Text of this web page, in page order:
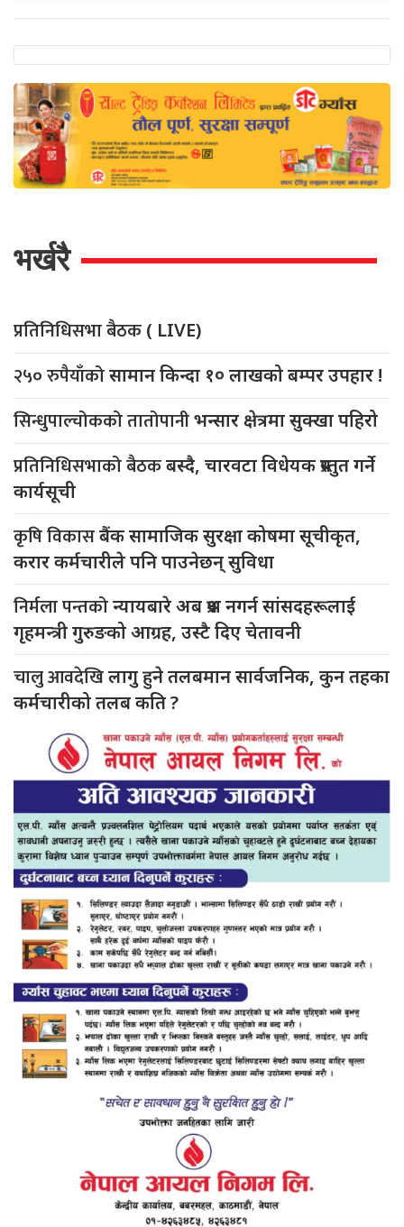
भर्खरै
प्रतिनिधिसभा बैठक ( LIVE)
२५० रुपैयाँकोसामान किन्दा १० लाखको बम्पर उपहार !
सिन्धुपाल्चोकको तातोपानीभन्सार क्षेत्रमा सुक्खा पहिरो
प्रतिनिधिसभाको बैठकबस्दै, चारवटा विधेयक प्रस्तुत गर्ने
कार्यसूची
कृषि विकासबैंक सामाजिक सुरक्षा कोषमा सूचीकृत,
करार कर्मचारीले पनि पाउनेछन् सुविधा
निर्मला पन्तकोन्यायबारे अब प्रश्न नगर्न सांसदहरूलाई
गृहमन्त्री गुरुङको आग्रह, उस्टै दिए चेतावनी
चालु आवदेखिलागु हुने तलबमान सार्वजनिक, कुन तहका
कर्मचारीको तलब कति ?